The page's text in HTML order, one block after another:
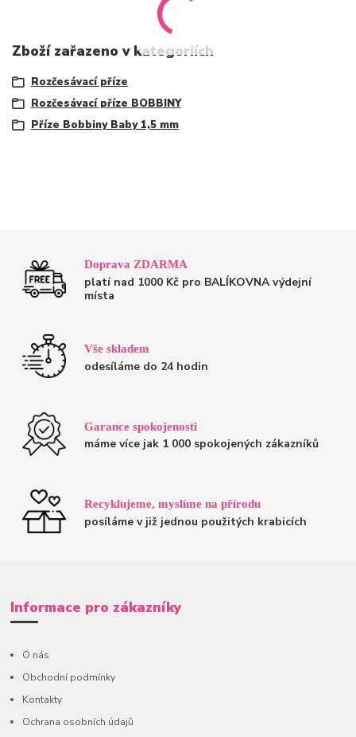
Zboží zařazeno v kategoriích
Rozčesávací příze
Rozčesávací příze BOBBINY
Příze Bobbiny Baby 1,5 mm
Doprava ZDARMA
platí nad 1000 Kč pro BALÍKOVNA výdejní
místa
Vše skladem
odesíláme do 24 hodin
Garance spokojenosti
máme více jak 1 000 spokojených zákazníků
Recyklujeme, myslíme na přírodu
posíláme v již jednou použitých krabicích
Informace pro zákazníky
O nás
Obchodní podmínky
Kontakty
Ochrana osobních údajů